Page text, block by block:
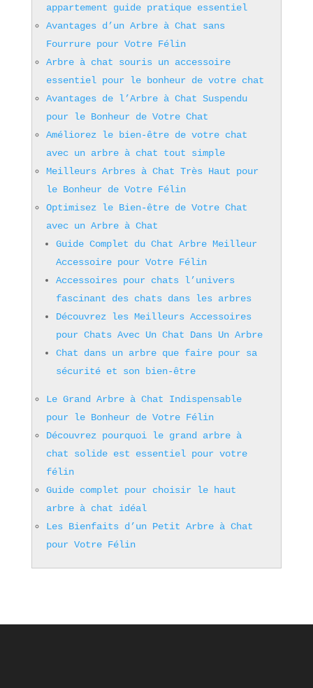
appartement guide pratique essentiel
Avantages d’un Arbre à Chat sans
Fourrure pour Votre Félin
Arbre à chat souris un accessoire
essentiel pour le bonheur de votre chat
Avantages de l’Arbre à Chat Suspendu
pour le Bonheur de Votre Chat
Améliorez le bien-être de votre chat
avec un arbre à chat tout simple
Meilleurs Arbres à Chat Très Haut pour
le Bonheur de Votre Félin
Optimisez le Bien-être de Votre Chat
avec un Arbre à Chat
Guide Complet du Chat Arbre Meilleur
Accessoire pour Votre Félin
Accessoires pour chats l’univers
fascinant des chats dans les arbres
Découvrez les Meilleurs Accessoires
pour Chats Avec Un Chat Dans Un Arbre
Chat dans un arbre que faire pour sa
sécurité et son bien-être
Le Grand Arbre à Chat Indispensable
pour le Bonheur de Votre Félin
Découvrez pourquoi le grand arbre à
chat solide est essentiel pour votre
félin
Guide complet pour choisir le haut
arbre à chat idéal
Les Bienfaits d’un Petit Arbre à Chat
pour Votre Félin